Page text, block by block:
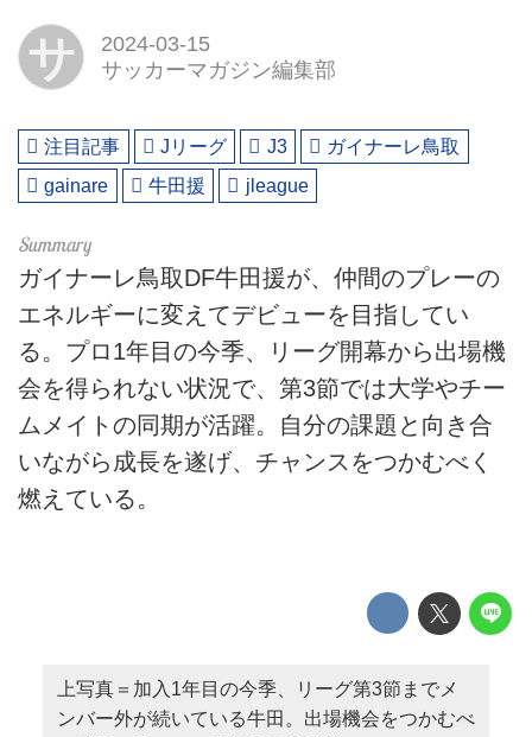
サ
2024-03-15
サッカーマガジン編集部
注目記事 Jリーグ J3
ガイナーレ鳥取
gainare
牛田援 jleague
ガイナーレ鳥取DF牛田援が、仲間のプレーの
エネルギーに変えてデビューを目指してい
る。プロ1年目の今季、リーグ開幕から出場機
会を得られない状況で、第3節では大学やチー
ムメイトの同期が活躍。自分の課題と向き合
いながら成長を遂げ、チャンスをつかむべく
燃えている。
上写真＝加入1年目の今季、リーグ第3節までメ
ンバー外が続いている牛田。出場機会をつかむべ